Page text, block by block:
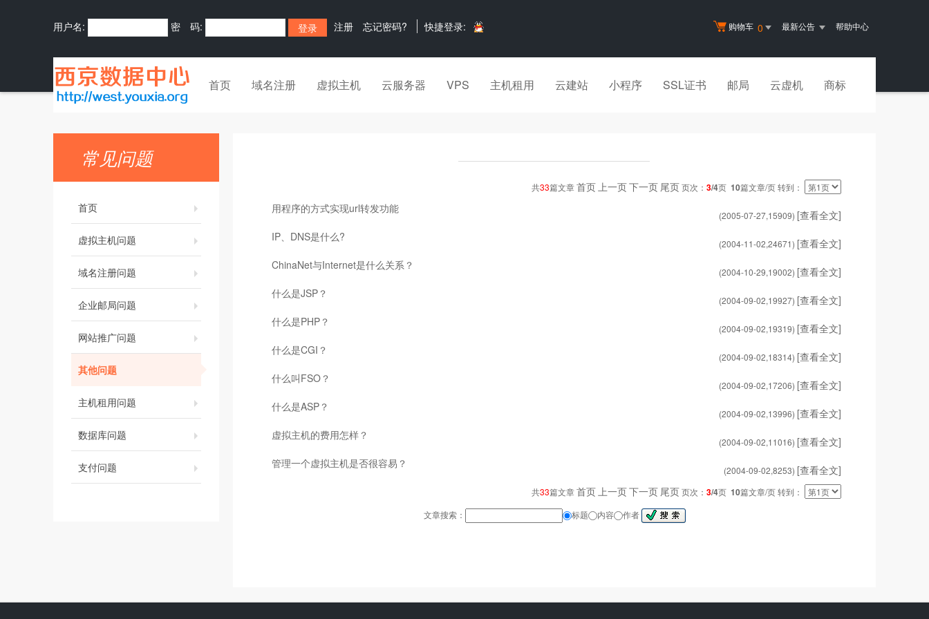
购物车 0 最新公告 帮助中心
用户名: 密 码: 注册 忘记密码? 快捷登录:
首页 域名注册 虚拟主机 云服务器 VPS 主机租用 云建站 小程序 SSL证书 邮局 云虚机 商标
常见问题
首页
虚拟主机问题
域名注册问题
企业邮局问题
网站推广问题
其他问题
主机租用问题
数据库问题
支付问题
共33篇文章首页上一页下一页 尾页页次： 3/4页 10篇文章/页 转到：
用程序的方式实现url转发功能
(2005-07-27,15909) [查看全文]
IP、DNS是什么?
(2004-11-02,24671) [查看全文]
ChinaNet与Internet是什么关系？
(2004-10-29,19002) [查看全文]
什么是JSP？
(2004-09-02,19927) [查看全文]
什么是PHP？
(2004-09-02,19319) [查看全文]
什么是CGI？
(2004-09-02,18314) [查看全文]
什么叫FSO？
(2004-09-02,17206) [查看全文]
什么是ASP？
(2004-09-02,13996) [查看全文]
虚拟主机的费用怎样？
(2004-09-02,11016) [查看全文]
管理一个虚拟主机是否很容易？
(2004-09-02,8253) [查看全文]
共33篇文章首页上一页下一页 尾页页次： 3/4页 10篇文章/页 转到：
文章搜索：
标题 内容 作者